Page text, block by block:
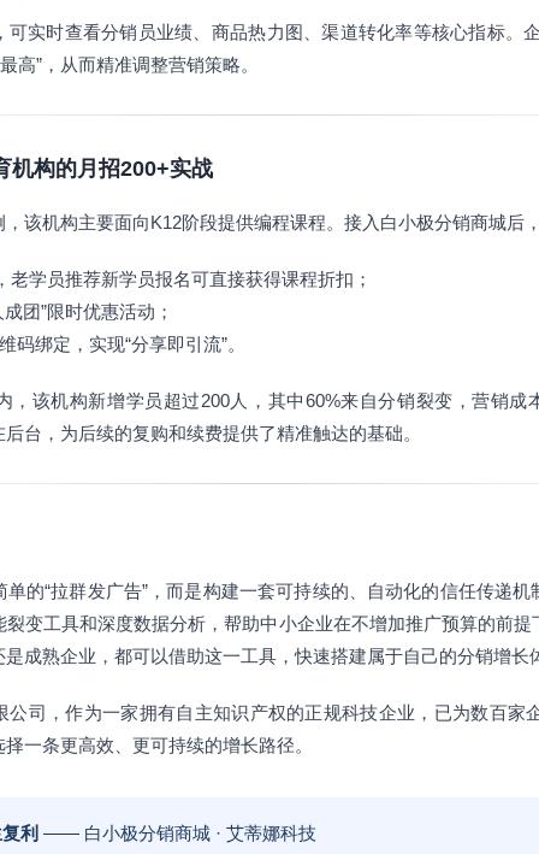
可实时查看分销员业绩、商品热力图、渠道转化率等核心指标。
高”，从而精准调整营销策略。
机构的月招200+实战
该机构主要面向K12阶段提供编程课程。接入白小极分销商城后
老学员推荐新学员报名可直接获得课程折扣；
团”限时优惠活动；
码绑定，实现“分享即引流”。
，该机构新增学员超过200人，其中60%来自分销裂变，营销成
台，为后续的复购和续费提供了精准触达的基础。
的“拉群发广告”，而是构建一套可持续的、自动化的信任传递
变工具和深度数据分析，帮助中小企业在不增加推广预算的前
成熟企业，都可以借助这一工具，快速搭建属于自己的分销增长
公司，作为一家拥有自主知识产权的正规科技企业，已为数百家
一条更高效、更可持续的增长路径。
利 —— 白小极分销商城 · 艾蒂娜科技